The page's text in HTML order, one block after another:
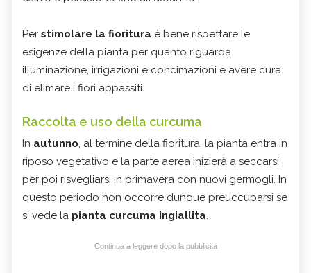
Per stimolare la fioritura è bene rispettare le
esigenze della pianta per quanto riguarda
illuminazione, irrigazioni e concimazioni e avere cura
di elimare i fiori appassiti.
Raccolta e uso della curcuma
In autunno, al termine della fioritura, la pianta entra in
riposo vegetativo e la parte aerea inizierà a seccarsi
per poi risvegliarsi in primavera con nuovi germogli. In
questo periodo non occorre dunque preuccuparsi se
si vede la pianta curcuma ingiallita.
Continua a leggere dopo la pubblicità